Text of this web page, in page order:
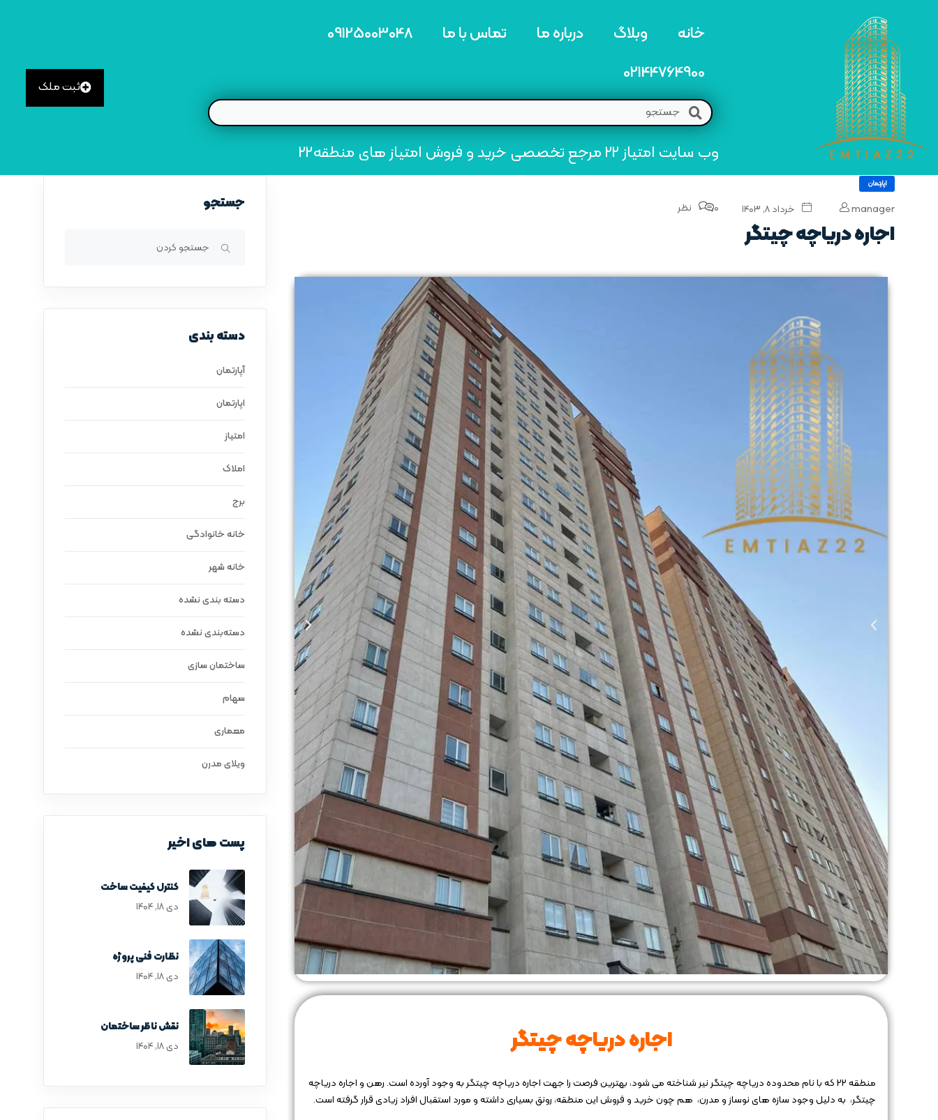
خانه وبلاگ درباره ما تماس با ما
09125003048
02144764900
وب سایت امتیاز 22 مرجع تخصصی خرید و فروش امتیاز های منطقه22
ثبت ملک
اپارتمان
manager خرداد ۸, ۱۴۰۳ 0 نظر
اجاره دریاچه چیتگر
اجاره دریاچه چیتگر
منطقه 22 که با نام محدوده دریاچه چیتگر نیر شناخته می شود، بهترین فرصت را جهت اجاره دریاچه چیتگر به وجود آورده است. رهن و اجاره دریاچه
چیتگر، به دلیل وجود سازه های نوساز و مدرن، هم چون خرید و فروش این منطقه، رونق بسیاری داشته و مورد استقبال افراد زیادی قرار گرفته است.
جستجو
دسته بندی
آپارتمان
اپارتمان
امتیاز
املاک
برج
خانه خانوادگی
خانه شهر
دسته بندی نشده
دسته‌بندی نشده
ساختمان سازی
سهام
معماری
ویلای مدرن
پست های اخیر
کنترل کیفیت ساخت
دی ۱۸, ۱۴۰۴
نظارت فنی پروژه
دی ۱۸, ۱۴۰۴
نقش ناظر ساختمان
دی ۱۸, ۱۴۰۴